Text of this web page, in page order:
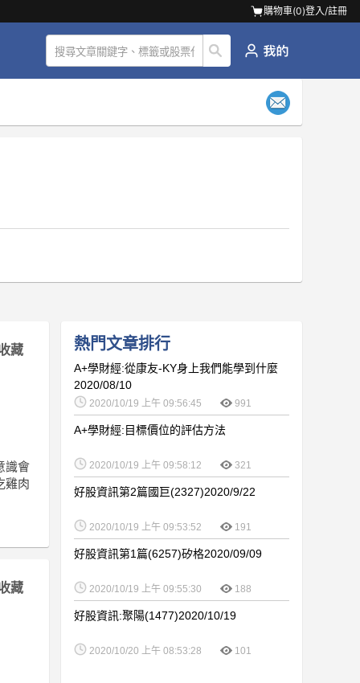
購物車(0)登入/註冊
藏
識會
雞肉
藏
熱門文章排行
A+學財經:從康友-KY身上我們能學到什麼
2020/08/10
2020/10/19 上午 09:56:45 991
A+學財經:目標價位的評估方法
2020/10/19 上午 09:58:12 321
好股資訊第2篇國巨(2327)2020/9/22
2020/10/19 上午 09:53:52 191
好股資訊第1篇(6257)矽格2020/09/09
2020/10/19 上午 09:55:30 188
好股資訊:聚陽(1477)2020/10/19
2020/10/20 上午 08:53:28 101